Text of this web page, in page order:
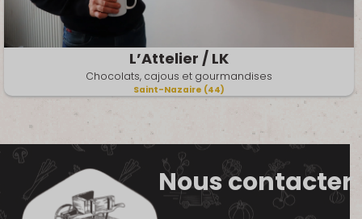
L’Attelier / LK
Chocolats, cajous et gourmandises
Saint-Nazaire (44)
Nous contacter